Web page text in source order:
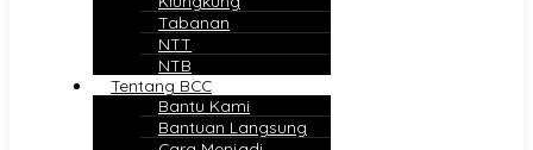
Tabanan
NTT
NTB
Tentang BCC
Bantu Kami
Bantuan Langsung